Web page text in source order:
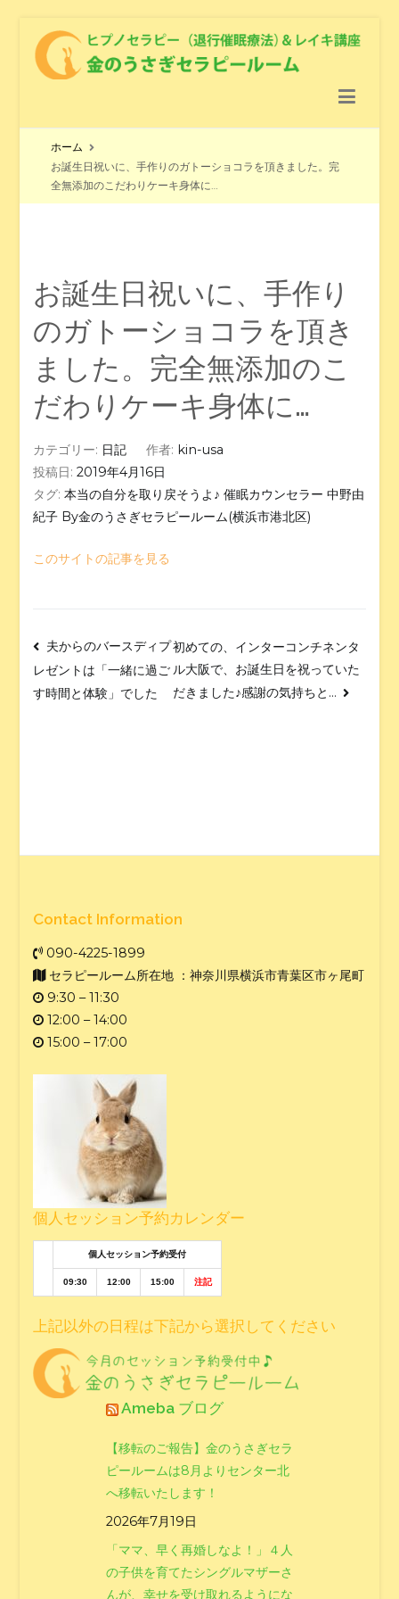
ヒプノセラピー（退行催眠療法） ＆レイキ講座 ＆ クリスタル
ホーム
お誕生日祝いに、手作りのガトーショコラを頂きました。完
全無添加のこだわりケーキ身体に…
お誕生日祝いに、手作り
のガトーショコラを頂き
ました。完全無添加のこ
だわりケーキ身体に…
カテゴリー: 日記 作者: kin-usa
投稿日:2019年4月16日
タグ:本当の自分を取り戻そうよ♪ 催眠カウンセラー 中野由
紀子 By金のうさぎセラピールーム(横浜市港北区)
このサイトの記事を見る
夫からのバースディプ
レゼントは「一緒に過ご
す時間と体験」でした
初めての、インターコンチネンタ
ル大阪で、お誕生日を祝っていた
だきました♪感謝の気持ちと…
Contact Information
090-4225-1899
セラピールーム所在地 ：神奈川県横浜市青葉区市ヶ尾町
9:30 – 11:30
12:00 – 14:00
15:00 – 17:00
個人セッション予約カレンダー
個人セッション予約受付
09:30 12:00 15:00 注記
上記以外の日程は下記から選択してください
Ameba ブログ
【移転のご報告】金のうさぎセラ
ピールームは8月よりセンター北
へ移転いたします！
2026年7月19日
「ママ、早く再婚しなよ！」４人
の子供を育てたシングルマザーさ
んが、幸せを受け取れるようにな